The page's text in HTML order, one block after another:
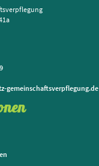
gemeinschaftsverpflegung.de